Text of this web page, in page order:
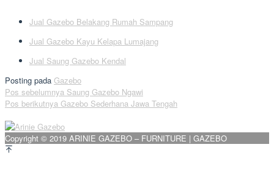
Jual Gazebo Belakang Rumah Sampang
Jual Gazebo Kayu Kelapa Lumajang
Jual Saung Gazebo Kendal
Posting pada Gazebo
Navigasi
pos
Pos sebelumnya Saung Gazebo Ngawi
Pos berikutnya Gazebo Sederhana Jawa Tengah
Copyright © 2019 ARINIE GAZEBO – FURNITURE | GAZEBO